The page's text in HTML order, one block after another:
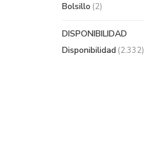
Bolsillo (2)
DISPONIBILIDAD
Disponibilidad (2.332)